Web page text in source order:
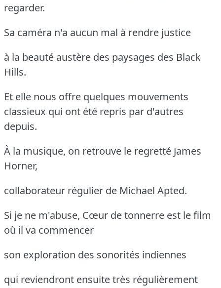
regarder.
Sa caméra n'a aucun mal à rendre justice
à la beauté austère des paysages des Black
Hills.
Et elle nous offre quelques mouvements
classieux qui ont été repris par d'autres
depuis.
À la musique, on retrouve le regretté James
Horner,
collaborateur régulier de Michael Apted.
Si je ne m'abuse, Cœur de tonnerre est le film
où il va commencer
son exploration des sonorités indiennes
qui reviendront ensuite très régulièrement